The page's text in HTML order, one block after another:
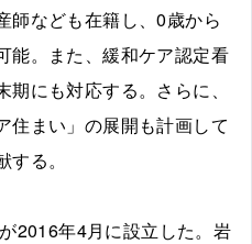
師なども在籍し、0歳から
能。また、緩和ケア認定看
にも対応する。さらに、
住まい」の展開も計画して
る。
2016年4月に設立した。岩